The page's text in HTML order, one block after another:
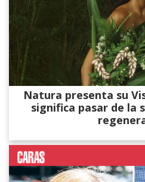
Natura presenta su
significa pasar de la